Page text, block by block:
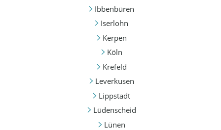
Ibbenbüren
Iserlohn
Kerpen
Köln
Krefeld
Leverkusen
Lippstadt
Lüdenscheid
Lünen